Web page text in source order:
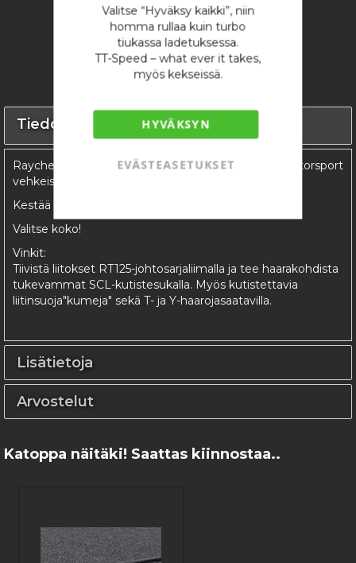
Valitse “Hyväksy kaikki”, niin
homma rullaa kuin turbo
tiukassa ladetuksessa.
TT-Speed – what ever it takes,
myös kekseissä.
HYVÄKSYN
EVÄSTEASETUKSET
Tiedot
Raychem DR-25 kutistesukka. The kutistesukka motorsport
vehkeisiin.
Kestää erinäkösiä litkuja ja hinkkaamista.
Valitse koko!
Vinkit:
Tiivistä liitokset RT125-johtosarjaliimalla ja tee haarakohdista
tukevammat SCL-kutistesukalla. Myös kutistettavia
liitinsuoja"kumeja" sekä T- ja Y-haarojasaatavilla.
Lisätietoja
Arvostelut
Katoppa näitäki! Saattas kiinnostaa..